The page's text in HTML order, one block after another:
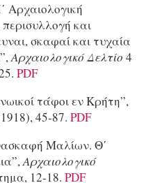
Αρχαιολογική
και
σκαφαί και τυχαία
Αρχαιολογικό Δελτίο 4
PDF
τάφοι εν Κρήτη”,
45-87. PDF
Μαλίων. Θ΄
Αρχαιολογικό
12-18. PDF